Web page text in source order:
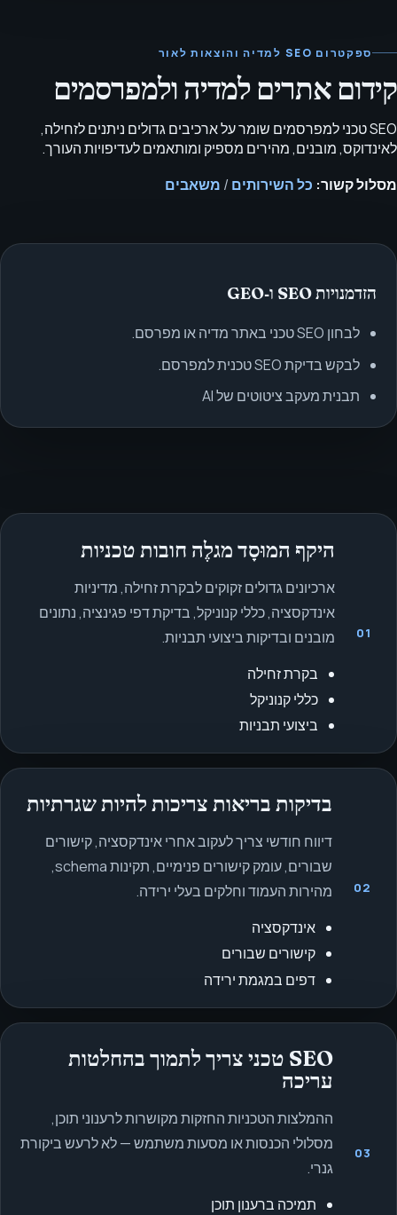
ספקטרום SEO למדיה והוצאות לאור
קידום אתרים למדיה ולמפרסמים
SEO טכני למפרסמים שומר על ארכיבים גדולים ניתנים לזחילה,
לאינדוקס, מובנים, מהירים מספיק ומותאמים לעדיפויות העורך.
מסלול קשור: כל השירותים / משאבים
הזדמנויות SEO ו‑GEO
לבחון SEO טכני באתר מדיה או מפרסם.
לבקש בדיקת SEO טכנית למפרסם.
תבנית מעקב ציטוטים של AI
01
היקף המוּסָד מגלֶה חובות טכניות
ארכיונים גדולים זקוקים לבקרת זחילה, מדיניות
אינדקסציה, כללי קנוניקל, בדיקת דפי פגינציה, נתונים
מובנים ובדיקות ביצועי תבניות.
בקרת זחילה
כללי קנוניקל
ביצועי תבניות
02
בדיקות בריאות צריכות להיות שגרתיות
דיווח חודשי צריך לעקוב אחרי אינדקסציה, קישורים
שבורים, עומק קישורים פנימיים, תקינות schema,
מהירות העמוד וחלקים בעלי ירידה.
אינדקסציה
קישורים שבורים
דפים במגמת ירידה
03
SEO טכני צריך לתמוך בהחלטות
עריכה
ההמלצות הטכניות החזקות מקושרות לרענוני תוכן,
מסלולי הכנסות או מסעות משתמש — לא לרעש ביקורת
גנרי.
תמיכה ברענון תוכן